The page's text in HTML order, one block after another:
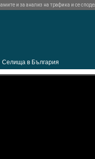
Селища в България
и за анализ на трафика и се